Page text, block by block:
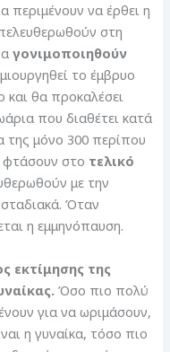
περιμένουν να έρθει η
στη
γονιμοποιηθούν
το έμβρυο
και θα προκαλέσει
που διαθέτει κατά
της μόνο 300 περίπου
φτάσουν στο τελικό
με την
Όταν
η εμμηνόπαυση.
εκτίμησης της
Όσο πιο πολύ
για να ωριμάσουν,
η γυναίκα, τόσο πιο